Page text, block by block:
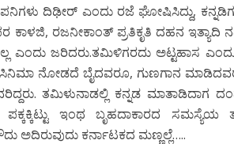
ದಿಢೀರ್ ಎಂದು ರಜೆ ಘೋಷಿಸಿದ್ದು,
ಕಾಳಜಿ, ರಜನೀಕಾಂತ್ ಪ್ರತಿಕೃತಿ ದಹನ
ಜರಿದರು.ತಮಿಳಿಗರದು ಅಟ್ಟಹಾಸ
ನೋಡದೆ ಬೈದವರೂ, ಗುಣಗಾನ
ತಮಿಳುನಾಡಲ್ಲಿ ಕನ್ನಡ ಮಾತಾಡಿದಾಗ
ಪಕ್ಕಕ್ಕಿಟ್ಟು ಇಂಥ ಬೃಹದಾಕಾರದ ಸಮಸ್ಯೆಯ
ಅದಿರುವುದು ಕರ್ನಾಟಕದ ಮಣ್ಣಲ್ಲೆ…..